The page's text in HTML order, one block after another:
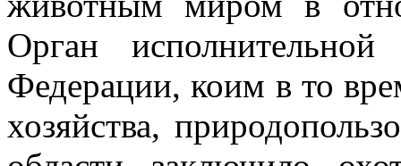
Орган
Федерации, коим в то
хозяйства,